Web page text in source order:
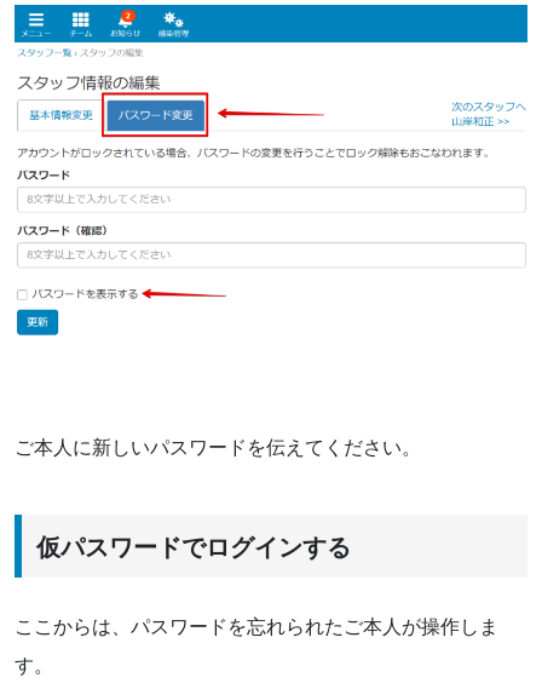
ご本人に新しいパスワードを伝えてください。
仮パスワードでログインする
ここからは、パスワードを忘れられたご本人が操作しま
す。